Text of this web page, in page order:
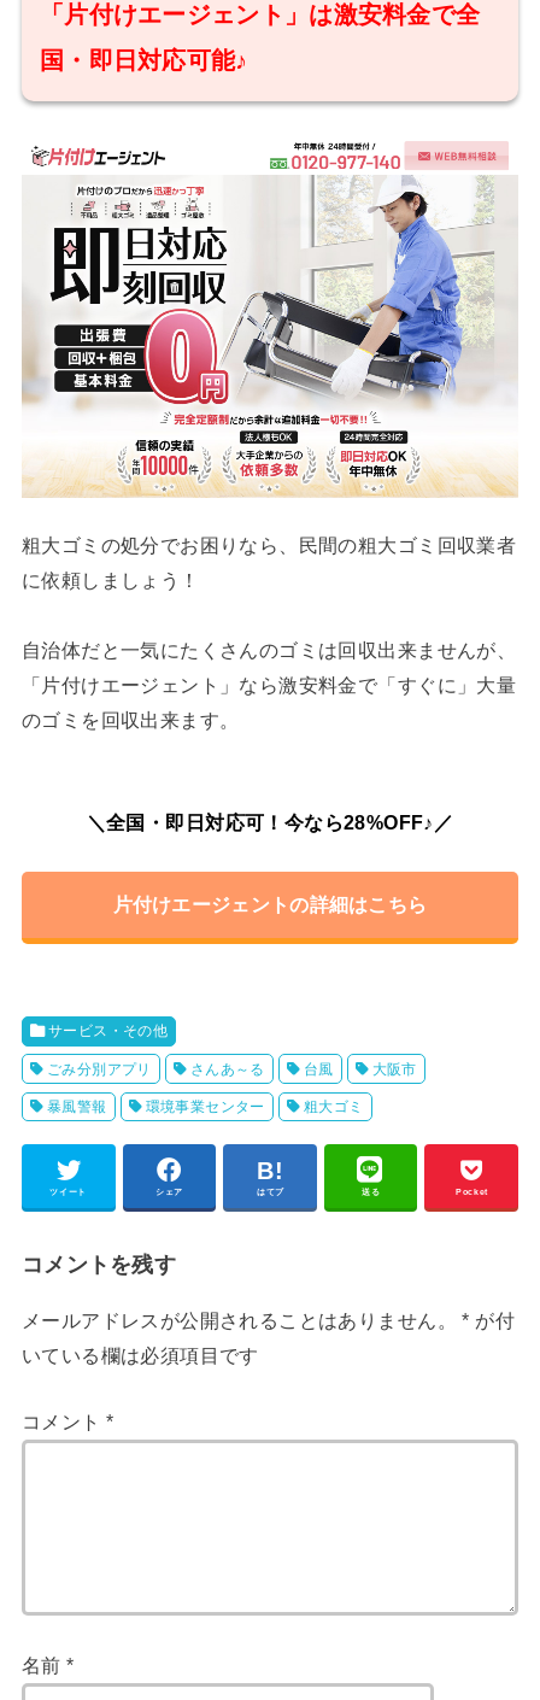
「片付けエージェント」は激安料金で全
国・即日対応可能♪
粗大ゴミの処分でお困りなら、民間の粗大ゴミ回収業者
に依頼しましょう！
自治体だと一気にたくさんのゴミは回収出来ませんが、
「片付けエージェント」なら激安料金で「すぐに」大量
のゴミを回収出来ます。
＼全国・即日対応可！今なら28%OFF♪／
片付けエージェントの詳細はこちら
サービス・その他
ごみ分別アプリ さんあ～る 台風 大阪市
暴風警報 環境事業センター 粗大ゴミ
ツイート シェア はてブ 送る Pocket
コメントを残す
メールアドレスが公開されることはありません。 * が付
いている欄は必須項目です
コメント *
名前*